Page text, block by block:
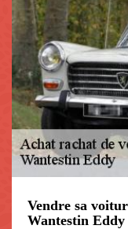
Vendre sa
Wantestin Eddy